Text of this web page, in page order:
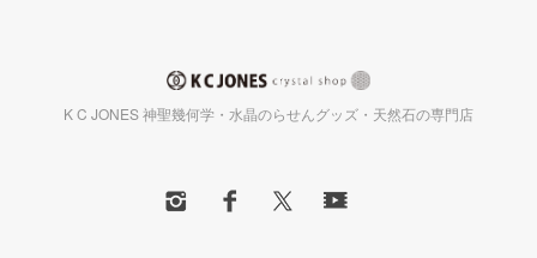
K C JONES 神聖幾何学・水晶のらせんグッズ・天然石の専門店